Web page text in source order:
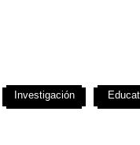
Investigación